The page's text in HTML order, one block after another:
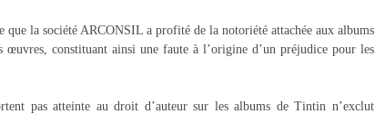
que la société ARCONSIL a profité de la notoriété attachée aux albums
constituant ainsi une faute à l’origine d’un préjudice pour les
pas atteinte au droit d’auteur sur les albums de Tintin n’exclut